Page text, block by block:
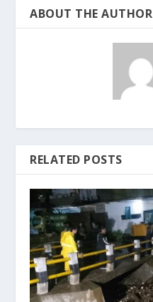
ABOUT THE AUTHOR
RELATED POSTS